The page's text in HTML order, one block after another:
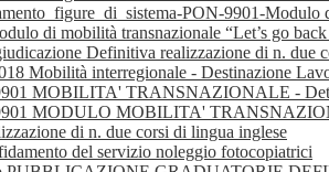
PON-9901-Modulo
di mobilità transnazionale “Let’s go
Definitiva realizzazione di n. due
Mobilità interregionale - Destinazione
MOBILITA' TRANSNAZIONALE -
MODULO MOBILITA'
di n. due corsi di lingua inglese
del servizio noleggio fotocopiatrici